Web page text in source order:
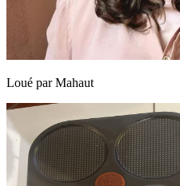
Loué parMahaut